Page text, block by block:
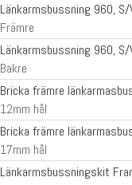
Länkarmsbussning 960, S/
Främre
Länkarmsbussning 960, S/
Bakre
Bricka främre
12mm hål
Bricka främre
17mm hål
Länkarmsbussningskit